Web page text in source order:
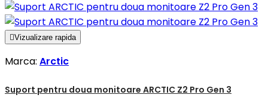
Vizualizare rapida
Marca: Arctic
Suport pentru doua monitoare ARCTIC Z2 Pro Gen 3